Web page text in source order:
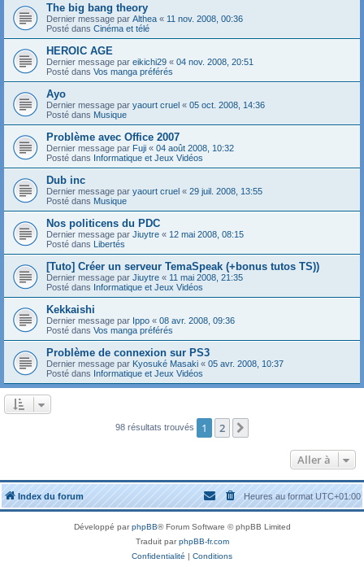
The big bang theory
Dernier message par Althea « 11 nov. 2008, 00:36
Posté dans Cinéma et télé
HEROIC AGE
Dernier message par eikichi29 « 04 nov. 2008, 20:51
Posté dans Vos manga préférés
Ayo
Dernier message par yaourt cruel « 05 oct. 2008, 14:36
Posté dans Musique
Problème avec Office 2007
Dernier message par Fuji « 04 août 2008, 10:32
Posté dans Informatique et Jeux Vidéos
Dub inc
Dernier message par yaourt cruel « 29 juil. 2008, 13:55
Posté dans Musique
Nos politicens du PDC
Dernier message par Jiuytre « 12 mai 2008, 08:15
Posté dans Libertés
[Tuto] Créer un serveur TemaSpeak (+bonus tutos TS))
Dernier message par Jiuytre « 11 mai 2008, 21:35
Posté dans Informatique et Jeux Vidéos
Kekkaishi
Dernier message par Ippo « 08 avr. 2008, 09:36
Posté dans Vos manga préférés
Problème de connexion sur PS3
Dernier message par Kyosuké Masaki « 05 avr. 2008, 10:37
Posté dans Informatique et Jeux Vidéos
98 résultats trouvés 1 2
Aller à
Index du forum Heures au formatUTC+01:00
Développé parphpBB® Forum Software © phpBB Limited
Traduit parphpBB-fr.com
Confidentialité | Conditions